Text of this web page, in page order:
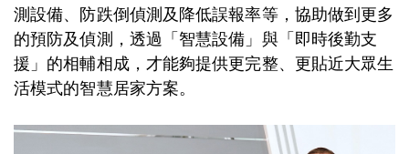
測設備、防跌倒偵測及降低誤報率等，協助做到更多
的預防及偵測，透過「智慧設備」與「即時後勤支
援」的相輔相成，才能夠提供更完整、更貼近大眾生
活模式的智慧居家方案。